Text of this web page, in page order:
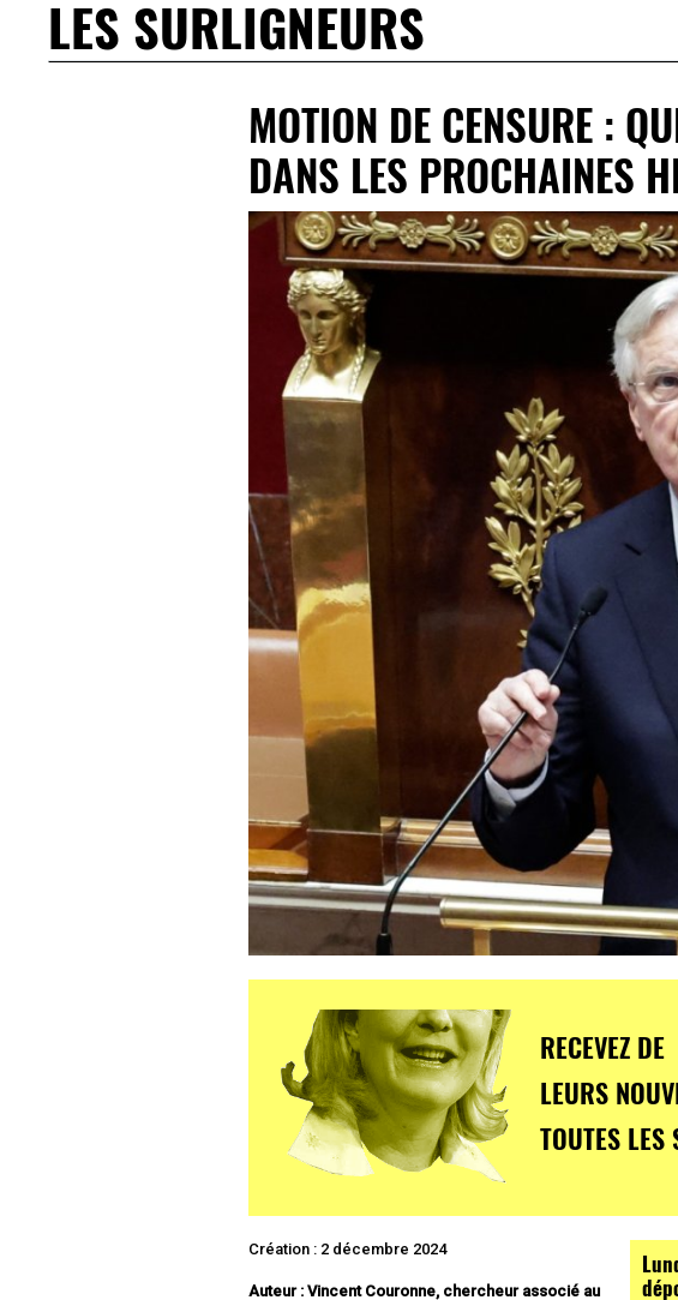
LES SURLIGNEURS
MOTION DE CENSURE :
DANS LES PROCHAINES
RECEVEZ DE
LEURS
TOUTES LES
Création : 2 décembre 2024
Auteur : Vincent Couronne, chercheur associé au